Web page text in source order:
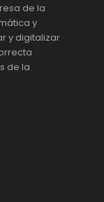
de la
y
y digitalizar
de la